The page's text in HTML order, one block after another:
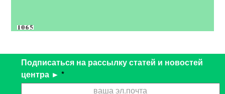
Подписаться на рассылку статей и новостей
центра ► *